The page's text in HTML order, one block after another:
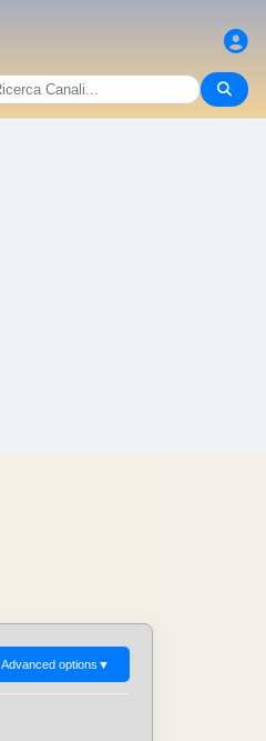
Advanced options ▼